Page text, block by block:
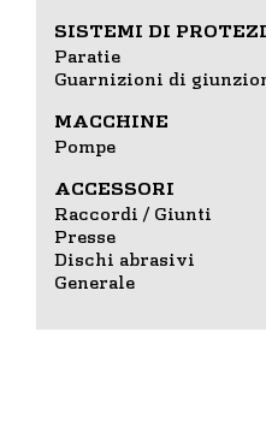
SISTEMI DI
Paratie
Guarnizioni di
MACCHINE
Pompe
ACCESSORI
Raccordi / Giunti
Presse
Dischi abrasivi
Generale